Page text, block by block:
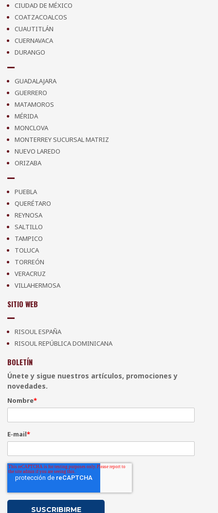
CIUDAD DE MÉXICO
COATZACOALCOS
CUAUTITLÁN
CUERNAVACA
DURANGO
GUADALAJARA
GUERRERO
MATAMOROS
MÉRIDA
MONCLOVA
MONTERREY SUCURSAL MATRIZ
NUEVO LAREDO
ORIZABA
PUEBLA
QUERÉTARO
REYNOSA
SALTILLO
TAMPICO
TOLUCA
TORREÓN
VERACRUZ
VILLAHERMOSA
SITIO WEB
RISOUL ESPAÑA
RISOUL REPÚBLICA DOMINICANA
BOLETÍN
Únete y sigue nuestros artículos, promociones y
novedades.
Nombre*
E-mail*